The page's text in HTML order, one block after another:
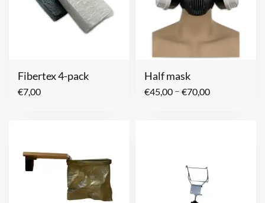
Fibertex 4-pack
€7,00
Half mask
€45,00 – €70,00